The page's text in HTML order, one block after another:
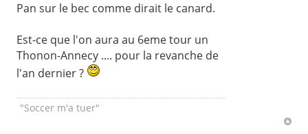
Pan sur le bec comme dirait le canard.
Est-ce que l'on aura au 6eme tour un
Thonon-Annecy .... pour la revanche de
l'an dernier ?
"Soccer m'a tuer"